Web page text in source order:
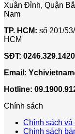
Xuân Đỉnh, Quận
Nam
TP. HCM: số 201/
HCM
SĐT: 0246.329.1420
Email:
Hotline:
Chính sách
Chính sách và
Chính sách